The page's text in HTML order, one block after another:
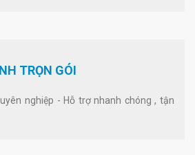
TRỌN GÓI
nghiệp - Hỗ trợ nhanh chóng , tận